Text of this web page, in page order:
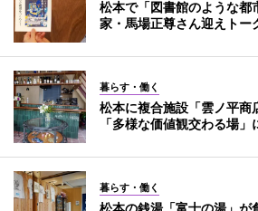
松本で「図書館のような
家・馬場正尊さん迎えトー
暮らす・働く
松本に複合施設「雲ノ平商
「多様な価値観交わる場」
暮らす・働く
松本の銭湯「富士の湯」